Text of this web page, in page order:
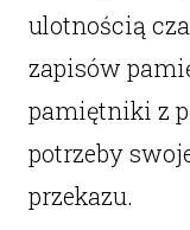
ulotnością
zapisów
pamiętniki z
potrzeby
przekazu.